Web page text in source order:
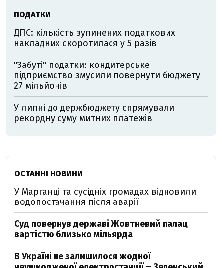
ПОДАТКИ
ДПС: кількість зупинених податкових
накладних скоротилася у 5 разів
"Забуті" податки: кондитерське
підприємство змусили повернути бюджету
27 мільйонів
У липні до держбюджету спрямували
рекордну суму митних платежів
ОСТАННІ НОВИНИ
У Марганці та сусідніх громадах відновили
водопостачання після аварії
Суд повернув державі Жовтневий палац
вартістю близько мільярда
В Україні не залишилося жодної